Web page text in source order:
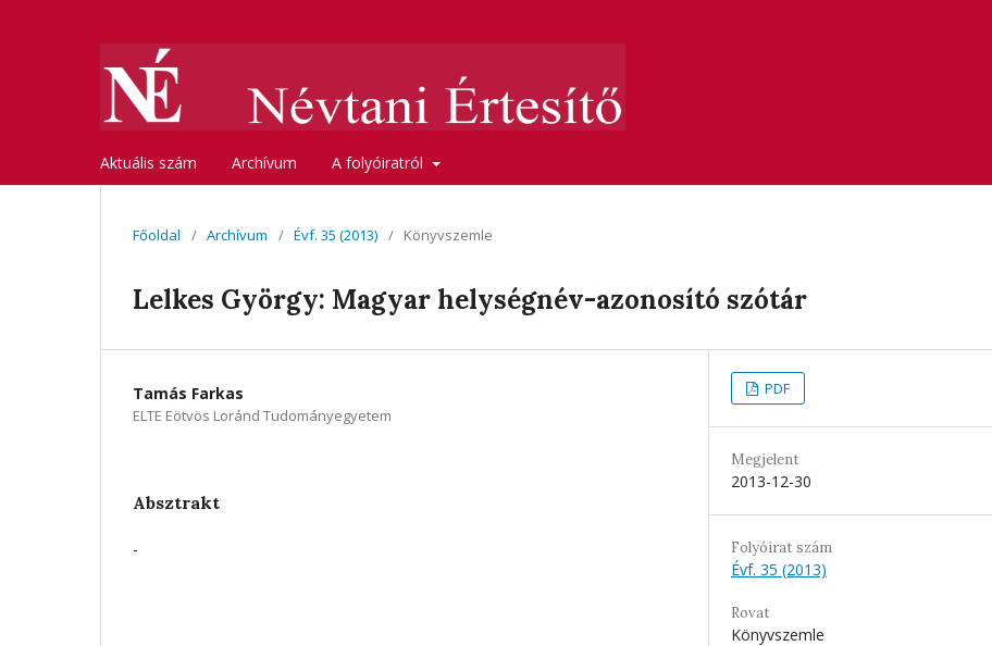
Aktuális szám Archívum A folyóiratról
Főoldal / Archívum / Évf. 35 (2013) / Könyvszemle
Lelkes György: Magyar helységnév-azonosító szótár
Tamás Farkas
ELTE Eötvös Loránd Tudományegyetem
Absztrakt
-
PDF
Megjelent
2013-12-30
Folyóirat szám
Évf. 35 (2013)
Rovat
Könyvszemle